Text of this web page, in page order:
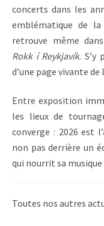
concerts dans les
emblématique de
retrouve même
Rokk í Reykjavík. S’y
d’une page vivante
Entre exposition
les lieux de
converge : 2026 est
non pas derrière un
qui nourrit sa
Toutes nos autres